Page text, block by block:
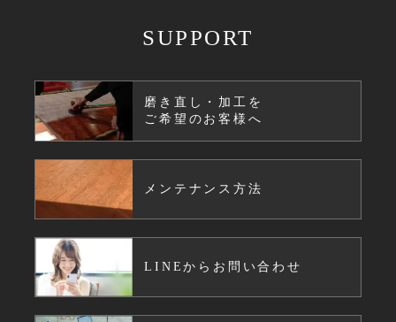
SUPPORT
磨き直し・加工を
ご希望のお客様へ
メンテナンス方法
LINEからお問い合わせ